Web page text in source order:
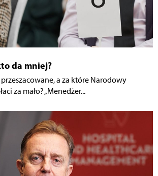
da mniej?
a za które Narodowy
za mało? „Menedżer...